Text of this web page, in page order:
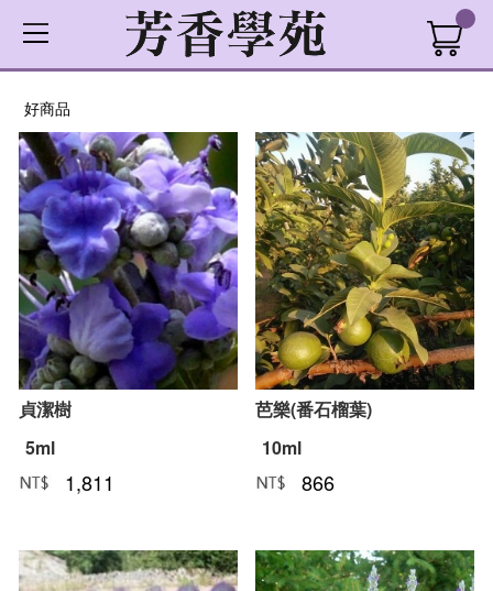
好商品
貞潔樹
5ml
NT﹕
1,811
芭樂(番石榴葉)
10ml
NT﹕
866